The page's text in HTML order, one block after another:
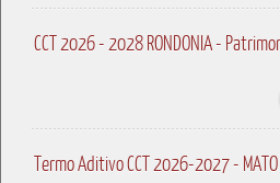
CCT 2026 - 2028 RONDONIA -
Termo Aditivo CCT 2026-2027 -